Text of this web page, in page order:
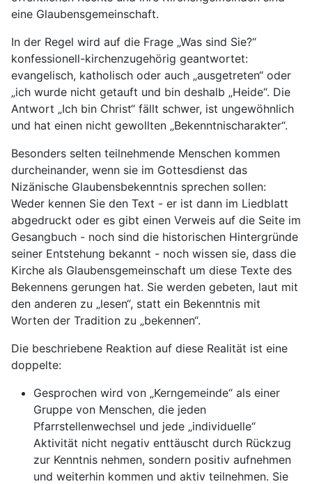
eine Glaubensgemeinschaft.
In der Regel wird auf die Frage „Was sind Sie?“
konfessionell-kirchenzugehörig geantwortet:
evangelisch, katholisch oder auch „ausgetreten“ oder
„ich wurde nicht getauft und bin deshalb „Heide“. Die
Antwort „Ich bin Christ“ fällt schwer, ist ungewöhnlich
und hat einen nicht gewollten „Bekenntnischarakter“.
Besonders selten teilnehmende Menschen kommen
durcheinander, wenn sie im Gottesdienst das
Nizänische Glaubensbekenntnis sprechen sollen:
Weder kennen Sie den Text - er ist dann im Liedblatt
abgedruckt oder es gibt einen Verweis auf die Seite im
Gesangbuch - noch sind die historischen Hintergründe
seiner Entstehung bekannt - noch wissen sie, dass die
Kirche als Glaubensgemeinschaft um diese Texte des
Bekennens gerungen hat. Sie werden gebeten, laut mit
den anderen zu „lesen“, statt ein Bekenntnis mit
Worten der Tradition zu „bekennen“.
Die beschriebene Reaktion auf diese Realität ist eine
doppelte:
Gesprochen wird von „Kerngemeinde“ als einer
Gruppe von Menschen, die jeden
Pfarrstellenwechsel und jede „individuelle“
Aktivität nicht negativ enttäuscht durch Rückzug
zur Kenntnis nehmen, sondern positiv aufnehmen
und weiterhin kommen und aktiv teilnehmen. Sie